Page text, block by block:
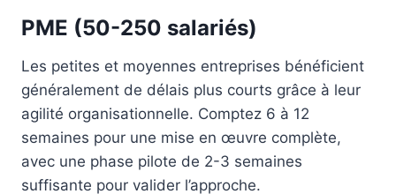
PME (50-250 salariés)
Les petites et moyennes entreprises bénéficient
généralement de délais plus courts grâce à leur
agilité organisationnelle. Comptez 6 à 12
semaines pour une mise en œuvre complète,
avec une phase pilote de 2-3 semaines
suffisante pour valider l’approche.